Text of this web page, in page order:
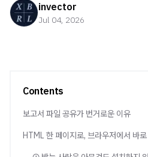
invector
Jul 04, 2026
Contents
보고서 파일 공유가 번거로운 이유
HTML 한 페이지로, 브라우저에서 바로